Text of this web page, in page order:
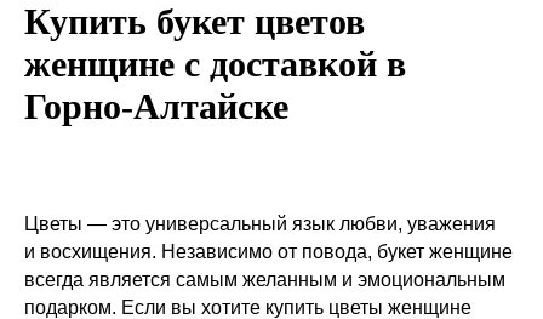
Купить букет цветов
женщине с доставкой в
Горно-Алтайске
Цветы — это универсальный язык любви, уважения
и восхищения. Независимо от повода, букет женщине
всегда является самым желанным и эмоциональным
подарком. Если вы хотите купить цветы женщине